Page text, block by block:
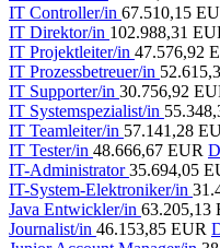
IT Controller/in 67.510,15
IT Direktor/in 102.988,31
IT Projektleiter/in 47.576,92
IT Prozessbetreuer/in
IT Supporter/in 30.756,92
IT Systemspezialist/in
IT Teamleiter/in 57.141,28
IT Tester/in 48.666,67 EUR
IT-Administrator35.694,05
IT-System-Elektroniker/in
Java Entwickler/in 63.205,13
Journalist/in 46.153,85 EUR